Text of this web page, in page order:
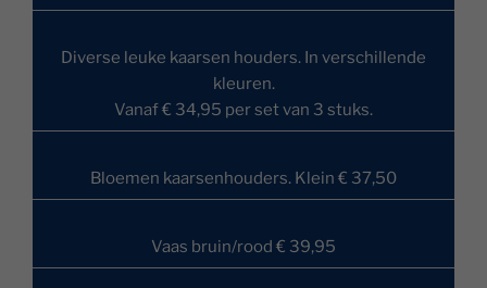
Diverse leuke kaarsen houders. In verschillende
kleuren.
Vanaf € 34,95 per set van 3 stuks.
Bloemen kaarsenhouders. Klein € 37,50
Vaas bruin/rood € 39,95